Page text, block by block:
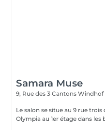
Samara Muse
9, Rue des 3 Cantons Windhof
Le salon se situe au 9 rue
Olympia au 1er étage dans les